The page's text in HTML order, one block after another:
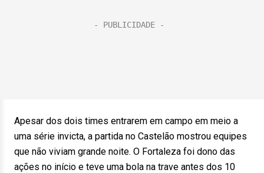
Apesar dos dois times entrarem em campo em meio a
uma série invicta, a partida no Castelão mostrou equipes
que não viviam grande noite. O Fortaleza foi dono das
ações no início e teve uma bola na trave antes dos 10